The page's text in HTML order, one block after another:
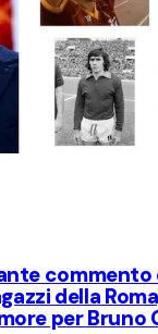
commento
della
per Bruno